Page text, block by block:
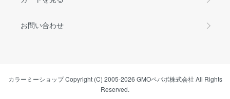
お問い合わせ
カラーミーショップCopyright (C) 2005-2026 GMOペパボ株式会社 All Rights
Reserved.